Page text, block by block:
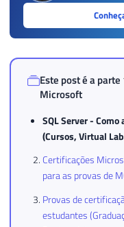
Este post é a
Microsoft
SQL Server -
(Cursos, Virtual
Certificações
para as provas de
Provas de
estudantes